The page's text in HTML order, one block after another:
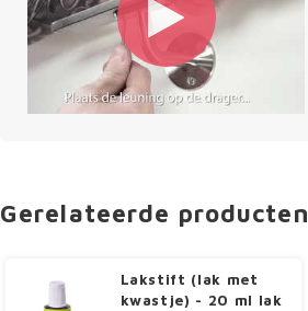
Gerelateerde producten
Lakstift (lak met
kwastje) - 20 ml lak